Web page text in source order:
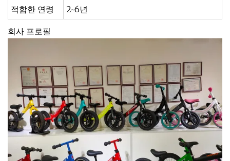
적합한 연령 2~6년
회사 프로필